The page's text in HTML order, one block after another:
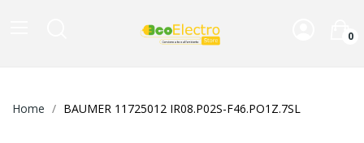
0
Home BAUMER 11725012 IR08.P02S-F46.PO1Z.7SL